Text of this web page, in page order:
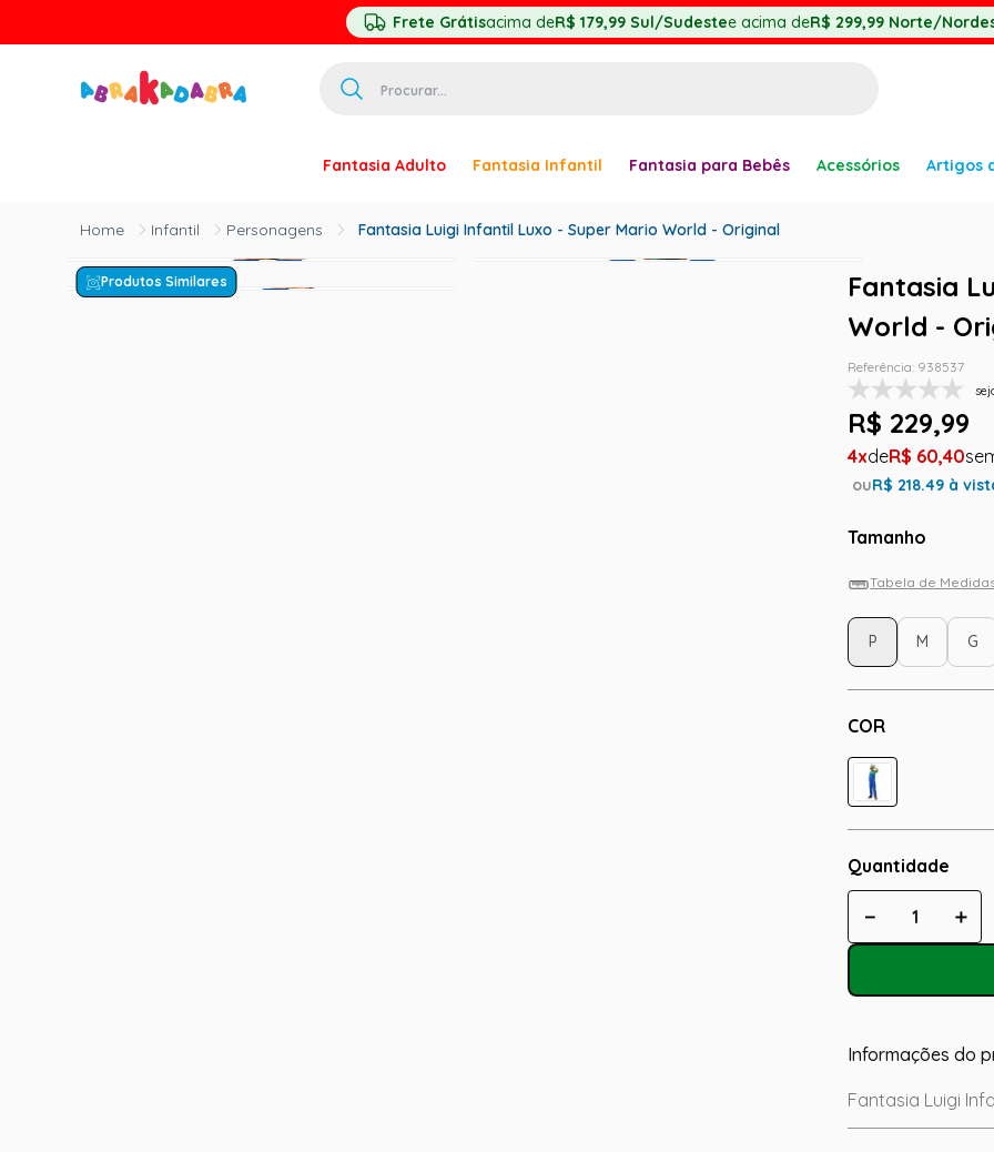
Frete Grátisacima deR$ 179,99 Sul/Sudestee acima deR$ 299,99 Norte/
Fantasia Adulto Fantasia Infantil Fantasia para Bebês Acessórios Artigos
Infantil Personagens Fantasia Luigi Infantil Luxo - Super Mario World - Original
Produtos Similares
Fantasia
World -
Referência: 938537
R$ 229,99
4 R$ 60,40
ouR$ 218.49 à
Tamanho
Tabela de
COR
P M G
Quantidade
＋
－
Informações do
Fantasia Luigi
princesa